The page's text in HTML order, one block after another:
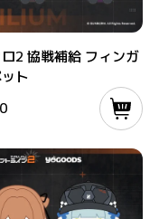
ロ2 協戦補給 フィンガ
ト